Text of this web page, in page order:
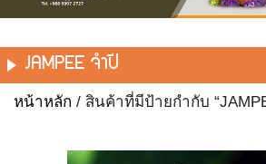
JAMPEE จำปี
หน้าหลัก / สินค้าที่มีป้ายกำกับ